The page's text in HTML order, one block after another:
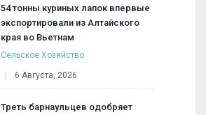
54 тонны куриных лапок впервые
экспортировали из Алтайского
края во Вьетнам
Сельское Хозяйство
6 Августа, 2026
Треть барнаульцев одобряет